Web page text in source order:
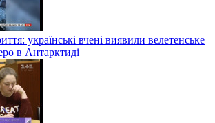
українські вчені виявили велетенське
в Антарктиді